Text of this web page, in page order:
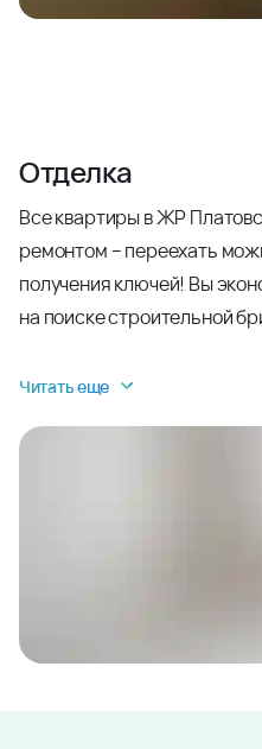
Отделка
Все квартиры в ЖР
ремонтом – переехать
получения ключей! Вы
на поиске строительной
Читать еще